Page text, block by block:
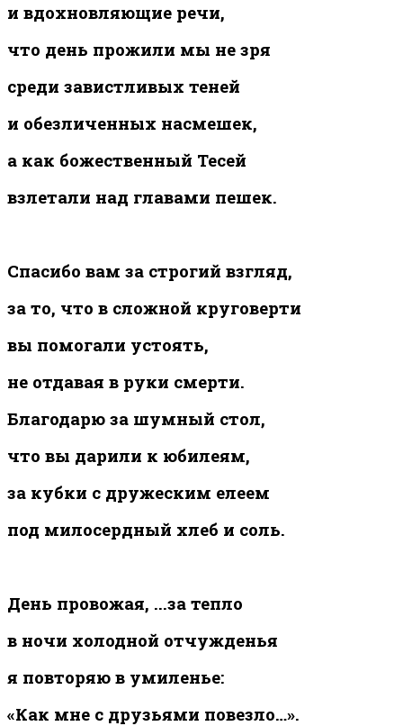
и вдохновляющие речи,
что день прожили мы не зря
среди завистливых теней
и обезличенных насмешек,
а как божественный Тесей
взлетали над главами пешек.
Спасибо вам за строгий взгляд,
за то, что в сложной круговерти
вы помогали устоять,
не отдавая в руки смерти.
Благодарю за шумный стол,
что вы дарили к юбилеям,
за кубки с дружеским елеем
под милосердный хлеб и соль.
День провожая, ...за тепло
в ночи холодной отчужденья
я повторяю в умиленье:
«Как мне с друзьями повезло…».